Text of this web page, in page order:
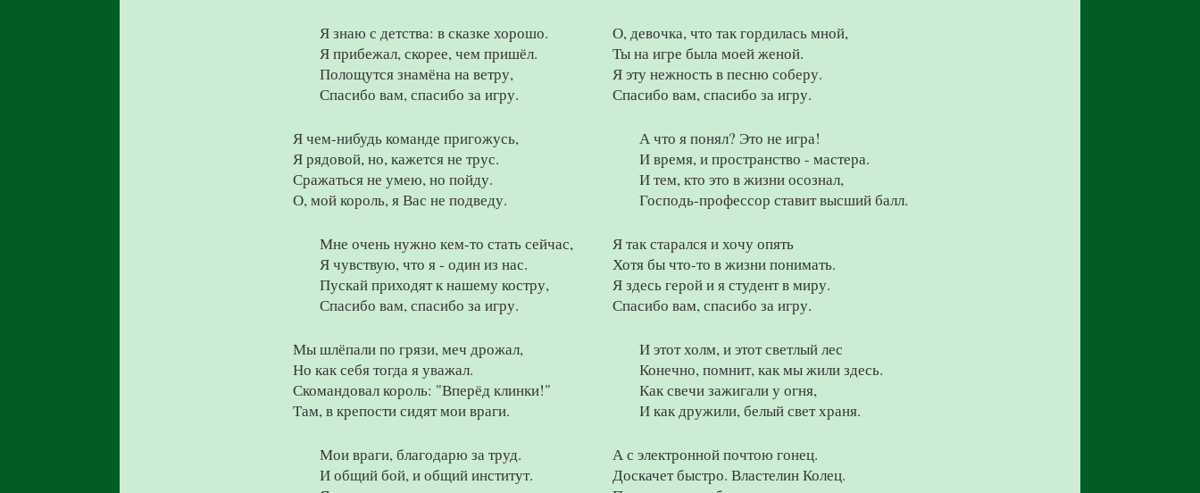
Я знаю с детства: в сказке хорошо.
Я прибежал, скорее, чем пришёл.
Полощутся знамёна на ветру,
Спасибо вам, спасибо за игру.
Я чем-нибудь команде пригожусь,
Я рядовой, но, кажется не трус.
Сражаться не умею, но пойду.
О, мой король, я Вас не подведу.
Мне очень нужно кем-то стать сейчас,
Я чувствую, что я - один из нас.
Пускай приходят к нашему костру,
Спасибо вам, спасибо за игру.
Мы шлёпали по грязи, меч дрожал,
Но как себя тогда я уважал.
Скомандовал король: "Вперёд клинки!"
Там, в крепости сидят мои враги.
Мои враги, благодарю за труд.
И общий бой, и общий институт.
О, девочка, что так гордилась мной,
Ты на игре была моей женой.
Я эту нежность в песню соберу.
Спасибо вам, спасибо за игру.
А что я понял? Это не игра!
И время, и пространство - мастера.
И тем, кто это в жизни осознал,
Господь-профессор ставит высший балл.
Я так старался и хочу опять
Хотя бы что-то в жизни понимать.
Я здесь герой и я студент в миру.
Спасибо вам, спасибо за игру.
И этот холм, и этот светлый лес
Конечно, помнит, как мы жили здесь.
Как свечи зажигали у огня,
И как дружили, белый свет храня.
А с электронной почтою гонец.
Доскачет быстро. Властелин Колец.